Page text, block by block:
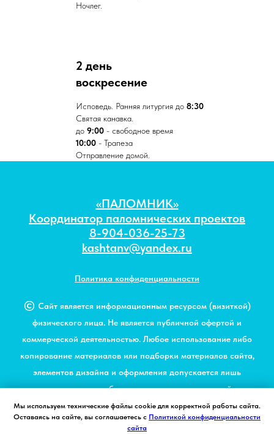
Ночлег.
2 день
воскресение
Исповедь. Ранняя литургия до 8:30
Святая канавка.
до 9:00 - свободное время
10:00 - Трапеза
Отправление домой.
«ПАЛОМНИК»
Координатор паломнических проектов
8-904-036-25-73
kashtanv@yandex.ru
Политика конфиденциальности
© Сайт является информационным ресурсом (визиткой)
физического лица. Не является публичной офертой и
коммерческой деятельностью. Любое использование либо
копирование материалов или подборки материалов сайта,
элементов дизайна и оформления допускается лишь
разрешения правообладателя и только со ссылкой на
источник: www.palomnikludmila.ru»
Мы используем технические файлы cookie для корректной работы сайта.
Оставаясь на сайте, вы соглашаетесь с Политикой конфиденциальности
сайта